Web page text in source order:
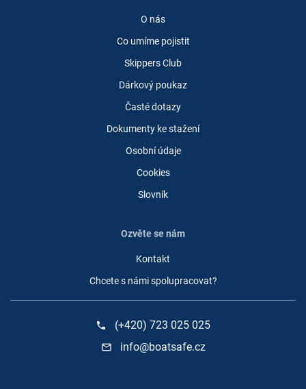
O nás
Co umíme pojistit
Skippers Club
Dárkový poukaz
Časté dotazy
Dokumenty ke stažení
Osobní údaje
Cookies
Slovník
Ozvěte se nám
Kontakt
Chcete s námi spolupracovat?
phone (+420) 723 025 025
mail_outline info@boatsafe.cz